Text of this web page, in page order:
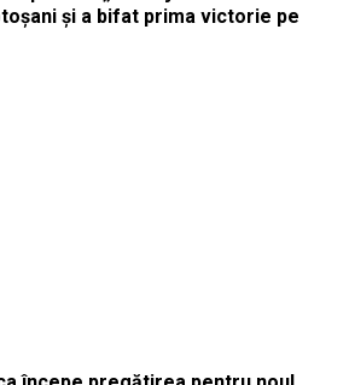
și a bifat prima victorie pe